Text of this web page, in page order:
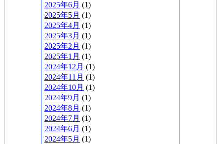
2025年6月 (1)
2025年5月 (1)
2025年4月 (1)
2025年3月 (1)
2025年2月 (1)
2025年1月 (1)
2024年12月 (1)
2024年11月 (1)
2024年10月 (1)
2024年9月 (1)
2024年8月 (1)
2024年7月 (1)
2024年6月 (1)
2024年5月 (1)